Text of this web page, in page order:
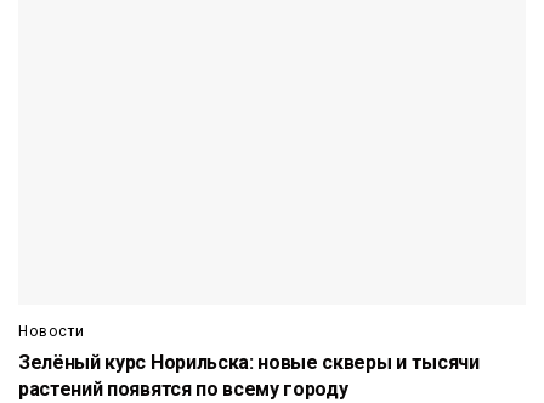
Новости
Зелёный курс Норильска: новые скверы и тысячи
растений появятся по всему городу